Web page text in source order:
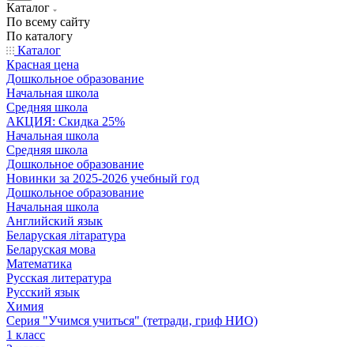
Каталог
По всему сайту
По каталогу
Каталог
Красная цена
Дошкольное образование
Начальная школа
Средняя школа
АКЦИЯ: Скидка 25%
Начальная школа
Средняя школа
Дошкольное образование
Новинки за 2025-2026 учебный год
Дошкольное образование
Начальная школа
Английский язык
Беларуская літаратура
Беларуская мова
Математика
Русская литература
Русский язык
Химия
Серия "Учимся учиться" (тетради, гриф НИО)
1 класс